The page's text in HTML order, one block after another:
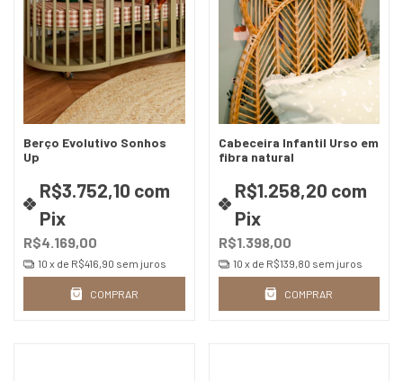
Berço Evolutivo Sonhos
Up
R$4.169,00
R$3.752,10 com
Pix
10 x de R$416,90 sem juros
COMPRAR
Cabeceira Infantil Urso em
fibra natural
R$1.398,00
R$1.258,20 com
Pix
10 x de R$139,80 sem juros
COMPRAR